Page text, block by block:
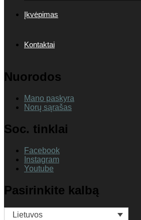
Įkvėpimas
Kontaktai
Nuorodos
Mano paskyra
Norų sąrašas
Soc. tinklai
Facebook
Instagram
Youtube
Pasirinkite kalbą
Lietuvos